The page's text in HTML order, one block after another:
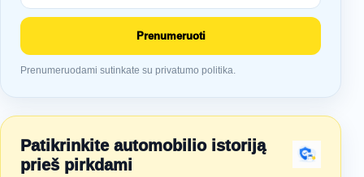
Prenumeruoti
Prenumeruodami sutinkate su privatumo politika.
Patikrinkite automobilio istoriją
prieš pirkdami